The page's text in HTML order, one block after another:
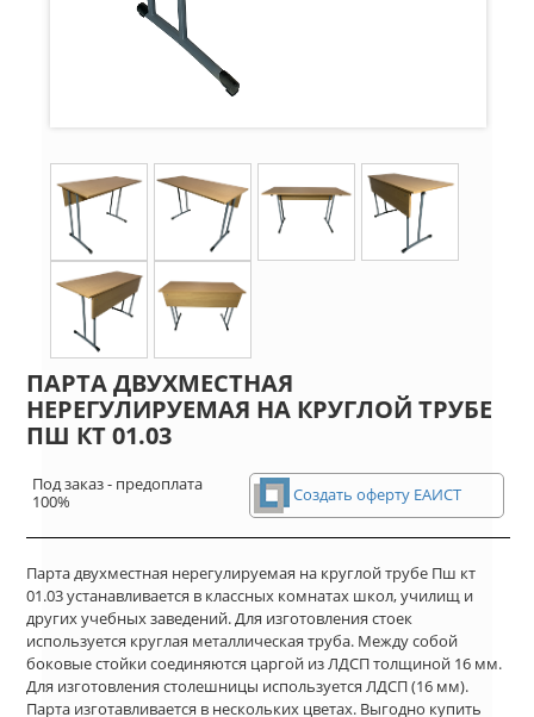
ПАРТА ДВУХМЕСТНАЯ
НЕРЕГУЛИРУЕМАЯ НА КРУГЛОЙ ТРУБЕ
ПШ КТ 01.03
Под заказ - предоплата
100%
Создать оферту ЕАИСТ
Парта двухместная нерегулируемая на круглой трубе Пш кт
01.03 устанавливается в классных комнатах школ, училищ и
других учебных заведений. Для изготовления стоек
используется круглая металлическая труба. Между собой
боковые стойки соединяются царгой из ЛДСП толщиной 16 мм.
Для изготовления столешницы используется ЛДСП (16 мм).
Парта изготавливается в нескольких цветах. Выгодно купить